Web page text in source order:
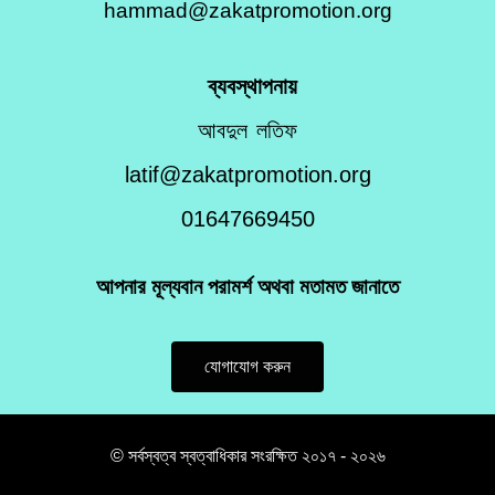
hammad@zakatpromotion.org
ব্যবস্থাপনায়
আবদুল লতিফ
latif@zakatpromotion.org
01647669450
আপনার মূল্যবান পরামর্শ অথবা মতামত জানাতে
যোগাযোগ করুন
© সর্বস্বত্ব স্বত্বাধিকার সংরক্ষিত ২০১৭ - ২০২৬